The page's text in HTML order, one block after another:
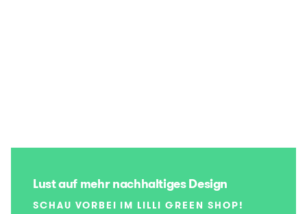
Lust auf mehr nachhaltiges Design
SCHAU VORBEI IM LILLI GREEN SHOP!